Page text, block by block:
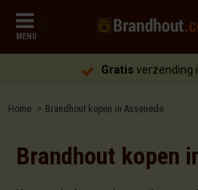
MENU
Gratis
Home Brandhout kopen in Assenede
Brandhout kopen